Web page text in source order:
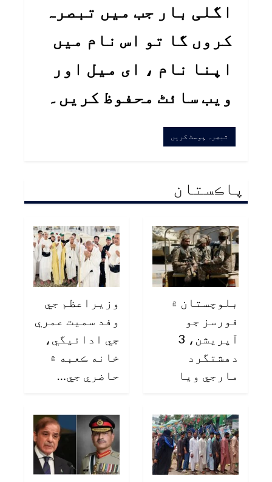
اگلی بار جب میں تبصرہ
کروں گا تو اس نام میں
اپنا نام ، ای میل اور
ویب سائٹ محفوظ کریں۔
پاڪستان
بلوچستان ۾
فورسز جو
آپريشن، 3
دهشتگرد
مارجي ويا
وزيراعظم جي
وفد سميت عمري
جي ادائيگي،
خانه ڪعبه ۾
حاضري جي…